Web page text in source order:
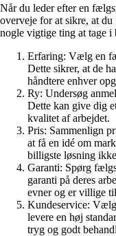
Når du leder efter en
overveje for at sikre, at
nogle vigtige ting at tage i
Erfaring: Vælg en
Dette sikrer, at de
håndtere enhver
Ry: Undersøg
Dette kan give dig
kvalitet af arbejdet.
Pris: Sammenlign
at få en idé om
billigste løsning
Garanti: Spørg
garanti på deres
evner og er villige
Kundeservice:
levere en høj
tryg og godt